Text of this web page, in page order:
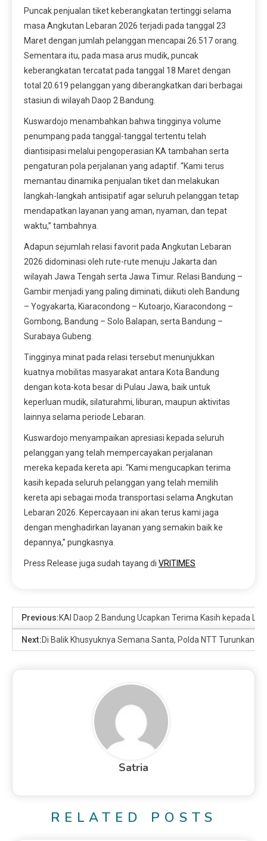
Puncak penjualan tiket keberangkatan tertinggi selama
masa Angkutan Lebaran 2026 terjadi pada tanggal 23
Maret dengan jumlah pelanggan mencapai 26.517 orang.
Sementara itu, pada masa arus mudik, puncak
keberangkatan tercatat pada tanggal 18 Maret dengan
total 20.619 pelanggan yang diberangkatkan dari berbagai
stasiun di wilayah Daop 2 Bandung.
Kuswardojo menambahkan bahwa tingginya volume
penumpang pada tanggal-tanggal tertentu telah
diantisipasi melalui pengoperasian KA tambahan serta
pengaturan pola perjalanan yang adaptif. “Kami terus
memantau dinamika penjualan tiket dan melakukan
langkah-langkah antisipatif agar seluruh pelanggan tetap
mendapatkan layanan yang aman, nyaman, dan tepat
waktu,” tambahnya.
Adapun sejumlah relasi favorit pada Angkutan Lebaran
2026 didominasi oleh rute-rute menuju Jakarta dan
wilayah Jawa Tengah serta Jawa Timur. Relasi Bandung –
Gambir menjadi yang paling diminati, diikuti oleh Bandung
– Yogyakarta, Kiaracondong – Kutoarjo, Kiaracondong –
Gombong, Bandung – Solo Balapan, serta Bandung –
Surabaya Gubeng.
Tingginya minat pada relasi tersebut menunjukkan
kuatnya mobilitas masyarakat antara Kota Bandung
dengan kota-kota besar di Pulau Jawa, baik untuk
keperluan mudik, silaturahmi, liburan, maupun aktivitas
lainnya selama periode Lebaran.
Kuswardojo menyampaikan apresiasi kepada seluruh
pelanggan yang telah mempercayakan perjalanan
mereka kepada kereta api. “Kami mengucapkan terima
kasih kepada seluruh pelanggan yang telah memilih
kereta api sebagai moda transportasi selama Angkutan
Lebaran 2026. Kepercayaan ini akan terus kami jaga
dengan menghadirkan layanan yang semakin baik ke
depannya,” pungkasnya.
Press Release juga sudah tayang di VRITIMES
Previous:KAI Daop 2 Bandung Ucapkan Terima Kasih kepada
Next:Di Balik Khusyuknya Semana Santa, Polda NTT Turunkan
Satria
RELATED POSTS